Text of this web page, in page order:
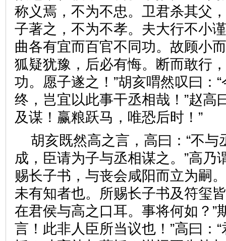
称义焉，不为不忠。卫君杀其父
子著之，不为不孝。夫大行不小
曲各有宜而百官不同功。故顾小
狐疑犹豫，后必有悔。断而敢行
功。愿子遂之！”胡亥喟然叹曰：
终，岂宜以此事干丞相哉！”赵高
及谋！赢粮跃马，唯恐后时
胡亥既然高之言，高曰：“不与
成，臣请为子与丞相谋之。”高乃
赐长子书，与丧会咸阳而立为嗣
未有知者也。所赐长子书及符玺
在君侯与高之口耳。事将何如？”
言！此非人臣所当议也！”高曰：